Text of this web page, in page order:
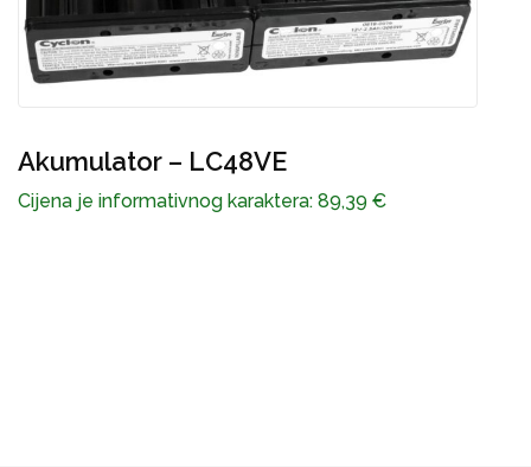
Akumulator – LC48VE
Cijena je informativnog karaktera: 89,39 €